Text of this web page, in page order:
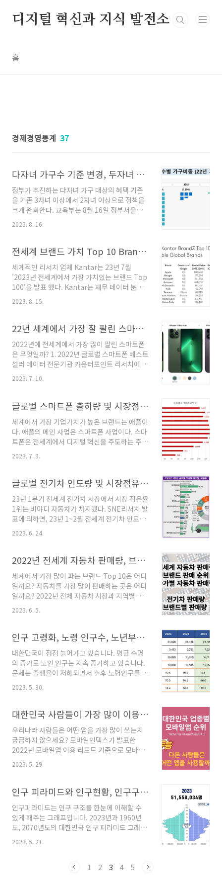
디지털 혁신과 지식 발전소
홈
경제경영통계 37
다자녀 가구수 기준 변경, 두자녀 이상 가구 비중
정부가 추진하는 다자녀 가구 대상의 혜택 기준
을 기존 3자녀 이상에서 2자녀 이상으로 정책을
크게 완화한다. 교육부는 8월 16일 정부서울청사
에서 제7차 사회관계장관회의를 개최하고 '다자
녀 세대 지원정책 추진 현황 및 개선 방향' 등을
출산고령사회위원회가 지난 3월 공개한 '저출산
·고령사회 정책과제·추진방향'에 맞춰 다자녀 세
대의 양육 부담을 줄여줄 범정부 대책을 추진하
기로 했다. 이 정책은 얼마나 영향이 클지 가구수
기준으로 점검해 보자. 1. 자녀수별 가구수 비중
2022년 기준, 전국 가구를 자녀수 기준으로 구분
자녀 가구 비중 8.89% 4자녀 가구..
2023. 8. 16.
전세계 브랜드 가치 Top 10 Brand (The Most Valuable Brand Worldwide)
세계적인 리서치 업체 Kantar는 23년 7월
'2023년 전세계에서 가장 가치있는 브랜드 Top
100'을 발표 했다. Kantar는 재무 데이터 분석
과 광범위한 브랜드 자산 연구를 결합하여 해당
브랜드 가치를 발표한다. 1. 전세계 브랜드 가치
Top 10은 1위 애플, 2위 구글, 3위 마이크로소
텐센트, 8위 루이비통, 9위 마스터카드, 10위 코
카콜라다. 1위 애플은 8804억 5,000만 달러의
브랜드 가치로 Kantar 브랜드Z의 "2023년 가
장 가치있는 글로벌 브랜드 보고서"에서 22년에
랜..
2023. 8. 15.
22년 세계에서 가장 잘 팔린 스마트폰은? 글로벌 베스트셀러 모델
2022년에 전세계에서 가장 많이 팔린 스마트폰
은 무엇일까? 1. 2022년 글로벌 스마트폰 베스트
셀러 데이터 전문기관 카운터포인트 리서치에 의
하면 22년 가장 많이 팔린 모델은 아이폰 13이
다. 무려 전체 시장에서 6%의 시장점유율을 차
감안하면, 아이폰 13 한 모델이 전체 애플 스마트
폰 매출의 1/3을 차지한 것이다. 그 뒤를 이어 아
이폰13 Pro Max와 아이폰14 Pro Max가 2위와
3위를 차지했다. 이들은 각각 전체 시장에서
2.6%와 1.7%의 점유율을 보였다. [ 2022년 글
로벌 베스트셀러 모델 ] _ 각 모델 클릭시 제품 소
2023. 7. 10.
글로벌 스마트폰 출하량 및 시장점유율 (2011년~2023년 1분기 실적)
세계에서 가장 기업가치가 높은 브랜드는 애플이
다. 애플의 메인 사업은 스마트폰 사업이다. 스마
트폰은 전세계에서 디지털 혁신을 주도하는 주요
시장 점유율을 알아보자. 1. 글로벌 스마트폰 출
스마트폰 출하량은 2022년 기준 1,227백만대로
2021년대비 -11.9% 감소한 수치를 기록했다.
스마트폰의 확대로 2011년 521만대 출하 이후
2017년 최고 1,566백만대까지 성장했지만,
2018년 이후 감소 추세다. 지난 5년간 성장한 해
는 2021년 +4.6%로 그 전해인 2020년에 -10%
만 2012년 7..
2023. 7. 9.
글로벌 전기차 인도량 및 시장점유율 (23년 1~2월, 중국포함)
23년 1분기 전세계 전기차 시장에서 시장 점유율
1위는 비야디 자동차가 차지했다. SNE리서치 발
표에 의하면, 23년 1~2월 전세계 전기차 인도량
중국 전기차 업체 비야디(BYD)는 전년 동기 보다
매량 1위를 달성했고, 테슬라는 22.1만대를 판매
하여 전년 동기 대비 54.5% 성장하여 2위를 차
지했다. 글로벌 전기 자동차 시장에서 비야드의
점유율은 23.3%이고, 테슬라의 점유율은
14.6%, 폭스바겐이 3위로 10.1만대를 팔며 시장
점유율 6.7%를 기록했고, 4위는 지리(Geely)자
5.2%,..
2023. 6. 24.
2022년 전세계 자동차 판매량, 브랜드 순위, 전기차 판매량, 브랜드 순위
세계에서 가장 많이 파는 브랜드 Top 10은 어디
일까요? 자동차를 가장 많이 판매하는 곳은 어디
일까요? 2022년 전체 자동차 시장과 지역별 판
매량, 브랜드별 판매량, 전기차 시장 및 브랜드 판
매량 등 자동차에 대한 모든 통계를 살펴봤습니
계 자동차 판매량은 7,635만대로 추정됩니다.
21년 7,244만대 대비해서 +5.4% 증가한 수치입
니다. 2020년 2021년 2022년 전세계 자동차 판
매량 추정 6,415 7,244만대 7,635만대 2. 2022
년 판매량 Top 자동차 브랜드 22년 기준으로 자
동차를 가장 많이 판매한 브랜드는 도요타입니
660..
2023. 6. 5.
인구 고령화, 노령 인구수, 노년부양비 2020년~2070년 추세보기
대한민국이 점점 늙어가고 있습니다. 평균 수명
의 증가로 노인 인구는 지속 증가하고 있습니다.
문제는 출생율이 저하되면서 추후 노령인구를 먹
여살릴 부양 인구가 부족하다는 것입니다. 얼마
나 심각한지 현재와 미래 데이터를 기준으로 살
령 인구수 변화 아래 그래프는 대한민국 노령 인
의 그래프입니다. 2) 총인구수 대비 14세 이하 인
구수 및 65세 이상 인구수 및 비중 그래프 성장율
은 장난이 아닌데, 실제 숫자로는 어떤지 궁금하
시죠? 2020년부터 약 10년 단위로 인구 변화를
구 51,558천명 중, 14세 이하 ..
2023. 5. 30.
대한민국 사람들이 가장 많이 이용하는 앱, 모바일앱 이용 통계
우리나라 사람들은 어떤 앱을 가장 많이 쓰는지
궁금하지 않으세요? 모바일인덱스가 발표한
2022년 모바일앱 이용 리포트 기준으로 모바일
앱 이용 현황을 알아볼까요? 1. 22년 대한민국 사
용시간 / 신규 설치 Top 3앱은? 22년 1년간 우리
유튜브로 나타났습니다. 총 사용 시간 기준으로
유튜브 175억 시간, 네이버 66억 시간, 네이버
45억 시간 순입니다. 22년 1년간 우리나라사람
들이 가장 많이 신규 설치한 앱은 인스타그램으
로 나타났습니다. 신규 설치건수가 인스타그램
886만건, 당근마켓 793만건, 배달의 민족 787만
기준으로 22년 12월 기준입니다) 카카..
2023. 5. 29.
인구 피라미드와 인구현황, 인구구조, 출생율과 초혼연령, 1인가구까지 인구의 모든 것
인구피라미드는 인구 구조를 한눈에 이해할 수
있게 해주는 그래프입니다. 2023년과 1960년
도, 2070년도의 대한민국 인구 피라미드 그래프
년의 다양한 인구 구조와 인구 현황 트렌드 정보
2023년 현재 인구 피라미드 구조는 아래와 같습
2023. 5. 21.
1 2 3 4 5